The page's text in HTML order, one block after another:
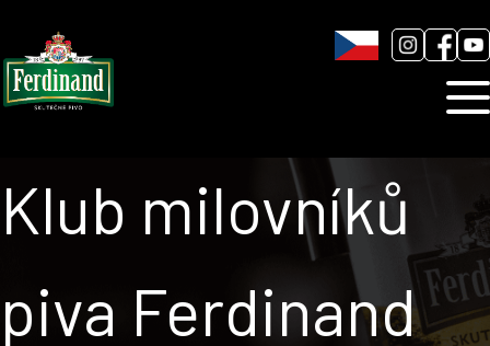
Blog
Klub milovníků
piva Ferdinand